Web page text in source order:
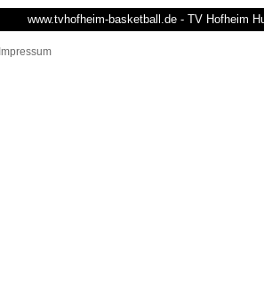
www.tvhofheim-basketball.de - TV Hofheim
Impressum